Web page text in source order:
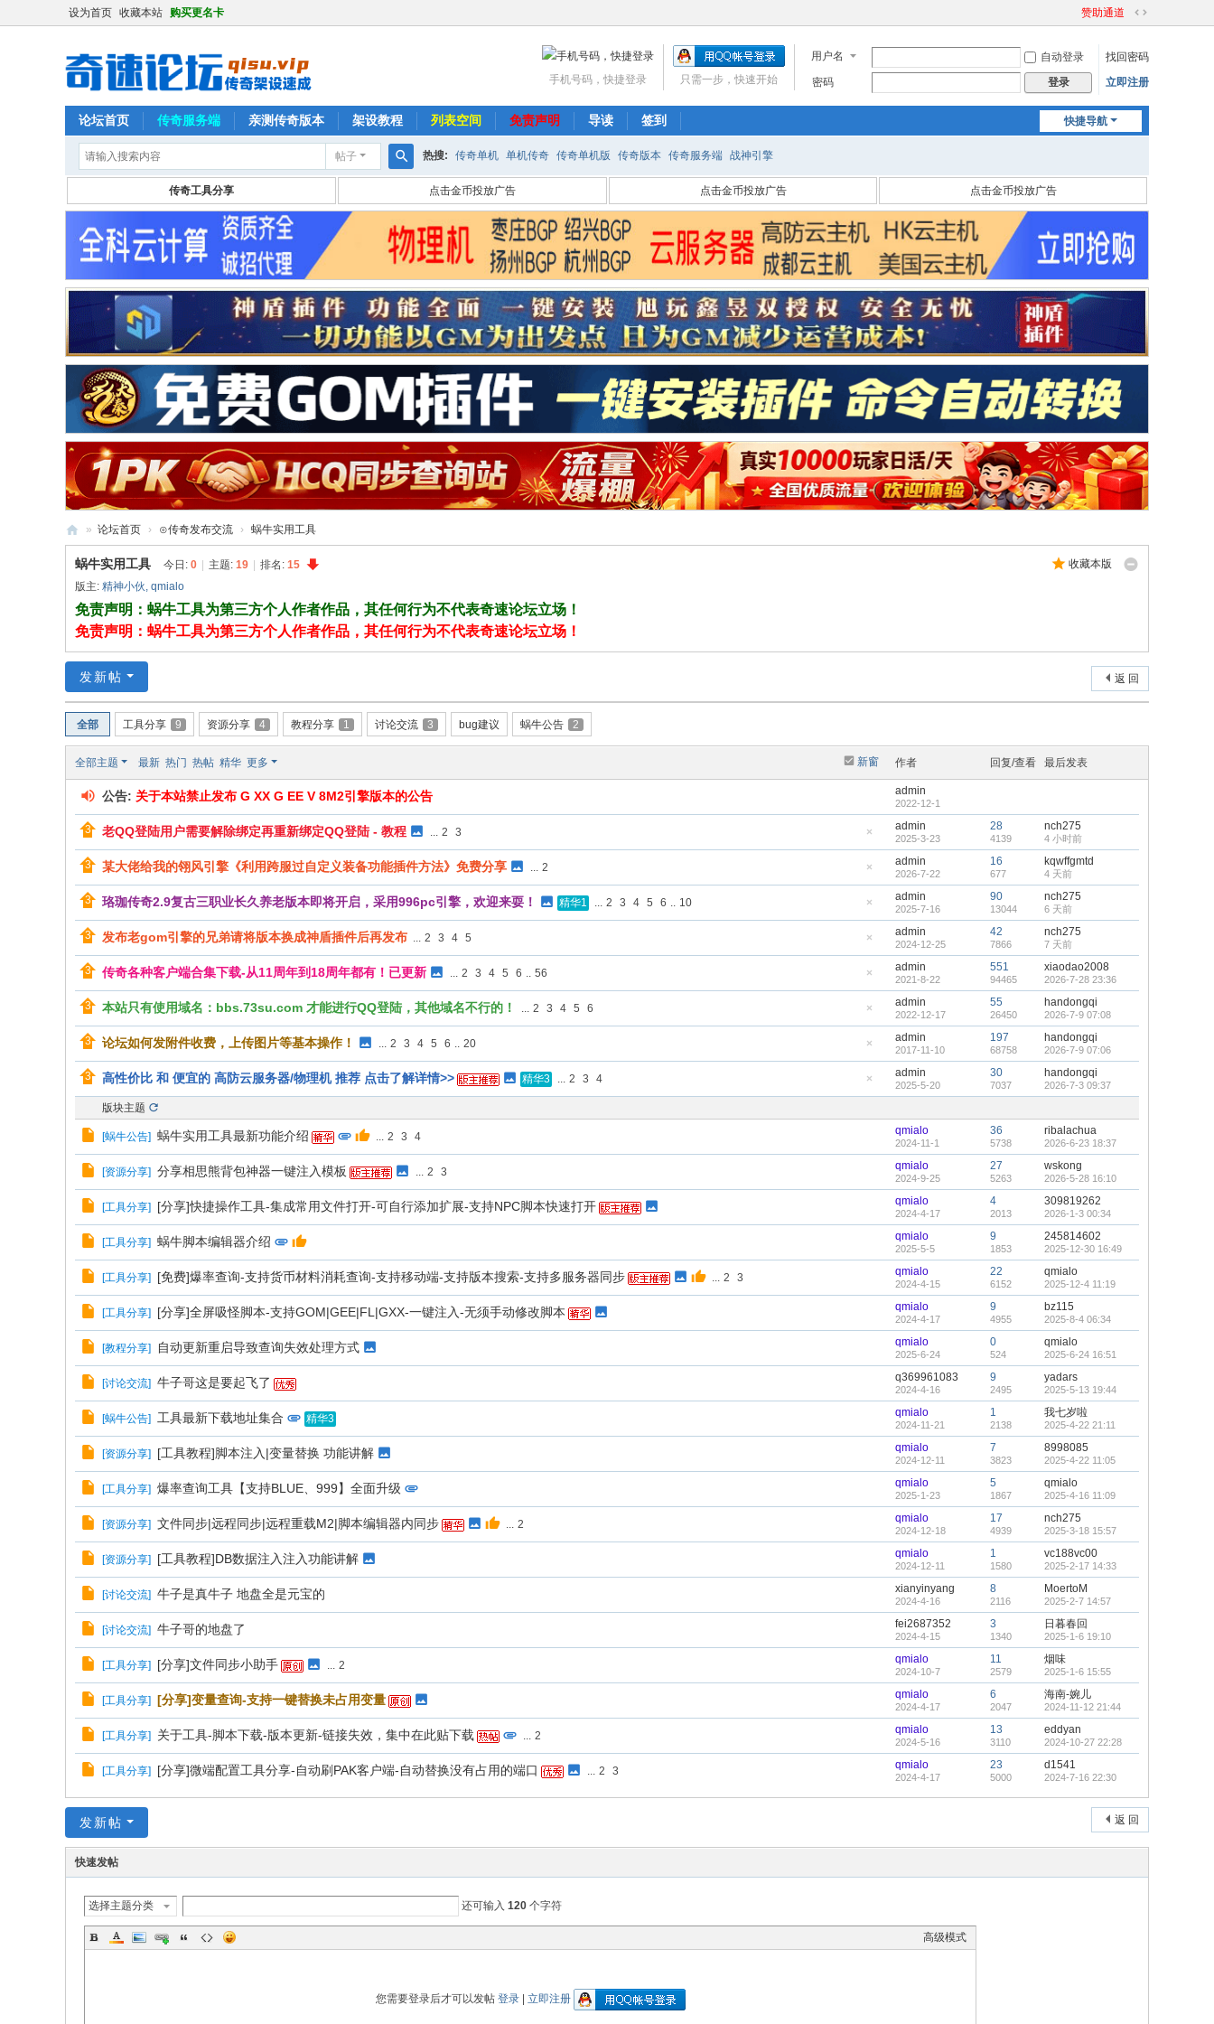
设为首页 收藏本站 购买更名卡 赞助通道
切
到
宽
用户名 自动登录
找回密码
密码
登录 立即注册
只需一步，快速开始
手机号码，快捷登录
快捷导航
论坛首页 传奇服务端 亲测传奇版本 架设教程 列表空间 免责声明 导读 签到
帖子
搜
索
热搜: 传奇单机 单机传奇 传奇单机版 传奇版本 传奇服务端 战神引擎
传奇工具分享 点击金币投放广告 点击金币投放广告 点击金币投放广告
传
奇
服
务
端
» 论坛首页 › ⊙传奇发布交流 › 蜗牛实用工具
收藏本版
蜗牛实用工具 今日: 0 主题: 19 排名: 15
版主: 精神小伙, qmialo
免责声明：蜗牛工具为第三方个人作者作品，其任何行为不代表奇速论坛立场！
免责声明：蜗牛工具为第三方个人作者作品，其任何行为不代表奇速论坛立场！
返 回
发新帖
全部 工具分享 9 资源分享 4 教程分享 1 讨论交流 3 bug建议 蜗牛公告 2
新窗
全部主题 最新 热门 热帖 精华 更多 作者 回复/查看 最后发表
公告: 关于本站禁止发布 G XX G EE V 8M2引擎版本的公告 admin
2022-12-1
藏
置
帖
老QQ登陆用户需要解除绑定再重新绑定QQ登陆 - 教程 ... 2 3 admin
2025-3-23
28
4139
nch275
4 小时前
藏
置
帖
某大佬给我的翎风引擎《利用跨服过自定义装备功能插件方法》免费分享 ... 2 admin
2026-7-22
16
677
kqwffgmtd
4 天前
藏
置
帖
珞珈传奇2.9复古三职业长久养老版本即将开启，采用996pc引擎，欢迎来耍！ 精华1 ... 2 3 4 5 6 .. 10 admin
2025-7-16
90
13044
nch275
6 天前
藏
置
帖
发布老gom引擎的兄弟请将版本换成神盾插件后再发布 ... 2 3 4 5 admin
2024-12-25
42
7866
nch275
7 天前
藏
置
帖
传奇各种客户端合集下载-从11周年到18周年都有！已更新 ... 2 3 4 5 6 .. 56 admin
2021-8-22
551
94465
xiaodao2008
2026-7-28 23:36
藏
置
帖
本站只有使用域名：bbs.73su.com 才能进行QQ登陆，其他域名不行的！ ... 2 3 4 5 6 admin
2022-12-17
55
26450
handongqi
2026-7-9 07:08
藏
置
帖
论坛如何发附件收费，上传图片等基本操作！ ... 2 3 4 5 6 .. 20 admin
2017-11-10
197
68758
handongqi
2026-7-9 07:06
藏
顶
高性价比 和 便宜的 高防云服务器/物理机 推荐 点击了解详情>> 精华3 ... 2 3 4 admin
2025-5-20
30
7037
handongqi
2026-7-3 09:37
版块主题
[蜗牛公告] 蜗牛实用工具最新功能介绍 ... 2 3 4 qmialo
2024-11-1
36
5738
ribalachua
2026-6-23 18:37
[资源分享] 分享相思熊背包神器一键注入模板 ... 2 3 qmialo
2024-9-25
27
5263
wskong
2026-5-28 16:10
[工具分享] [分享]快捷操作工具-集成常用文件打开-可自行添加扩展-支持NPC脚本快速打开 qmialo
2024-4-17
4
2013
309819262
2026-1-3 00:34
[工具分享] 蜗牛脚本编辑器介绍 qmialo
2025-5-5
9
1853
245814602
2025-12-30 16:49
[工具分享] [免费]爆率查询-支持货币材料消耗查询-支持移动端-支持版本搜索-支持多服务器同步 ... 2 3 qmialo
2024-4-15
22
6152
qmialo
2025-12-4 11:19
[工具分享] [分享]全屏吸怪脚本-支持GOM|GEE|FL|GXX-一键注入-无须手动修改脚本 qmialo
2024-4-17
9
4955
bz115
2025-8-4 06:34
[教程分享] 自动更新重启导致查询失效处理方式 qmialo
2025-6-24
0
524
qmialo
2025-6-24 16:51
[讨论交流] 牛子哥这是要起飞了 q369961083
2024-4-16
9
2495
yadars
2025-5-13 19:44
[蜗牛公告] 工具最新下载地址集合 精华3
qmialo
2024-11-21
1
2138
我七岁啦
2025-4-22 21:11
[资源分享] [工具教程]脚本注入|变量替换 功能讲解 qmialo
2024-12-11
7
3823
8998085
2025-4-22 11:05
[工具分享] 爆率查询工具【支持BLUE、999】全面升级 qmialo
2025-1-23
5
1867
qmialo
2025-4-16 11:09
[资源分享] 文件同步|远程同步|远程重载M2|脚本编辑器内同步 ... 2 qmialo
2024-12-18
17
4939
nch275
2025-3-18 15:57
[资源分享] [工具教程]DB数据注入注入功能讲解 qmialo
2024-12-11
1
1580
vc188vc00
2025-2-17 14:33
[讨论交流] 牛子是真牛子 地盘全是元宝的 xianyinyang
2024-4-16
8
2116
MoertoM
2025-2-7 14:57
[讨论交流] 牛子哥的地盘了 fei2687352
2024-4-15
3
1340
日暮春回
2025-1-6 19:10
[工具分享] [分享]文件同步小助手 ... 2 qmialo
2024-10-7
11
2579
烟味
2025-1-6 15:55
[工具分享] [分享]变量查询-支持一键替换未占用变量 qmialo
2024-4-17
6
2047
海南-婉儿
2024-11-12 21:44
[工具分享] 关于工具-脚本下载-版本更新-链接失效，集中在此贴下载 ... 2 qmialo
2024-5-16
13
3110
eddyan
2024-10-27 22:28
[工具分享] [分享]微端配置工具分享-自动刷PAK客户端-自动替换没有占用的端口 ... 2 3 qmialo
2024-4-17
23
5000
d1541
2024-7-16 22:30
返 回
发新帖
快速发帖
选择主题分类 还可输入 120 个字符
高级模式
您需要登录后才可以发帖 登录| 立即注册